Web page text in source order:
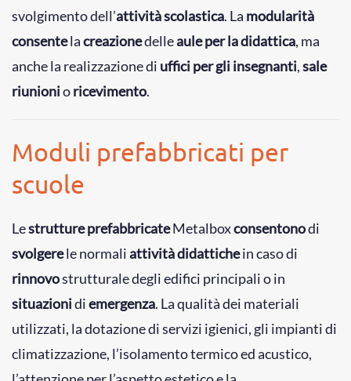
svolgimento dell’attività scolastica. La modularità
consentelacreazionedelleaule per la didattica, ma
anche la realizzazione di uffici per gli insegnanti,sale
riunionioricevimento.
Moduli prefabbricati per
scuole
Lestrutture prefabbricateMetalboxconsentonodi
svolgerele normaliattivitàdidattichein caso di
rinnovostrutturale degli edifici principali o in
situazionidiemergenza. La qualità dei materiali
utilizzati, la dotazione di servizi igienici, gli impianti di
climatizzazione, l’isolamento termico ed acustico,